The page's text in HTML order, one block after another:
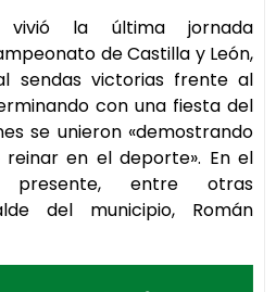
la última jornada
de Castilla y León,
sendas victorias frente al
con una fiesta del
se unieron «demostrando
en el deporte». En el
presente, entre otras
del municipio, Román